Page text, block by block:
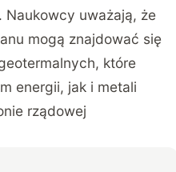
Naukowcy uważają, że
mogą znajdować się
które
energii, jak i metali
rządowej